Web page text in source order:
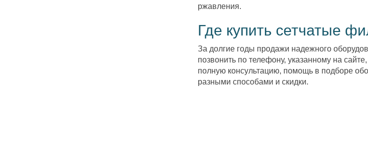
ржавления.
Где купить сетчатые
За долгие годы продажи надежного
позвонить по телефону, указанному на
полную консультацию, помощь в подборе
разными способами и скидки.